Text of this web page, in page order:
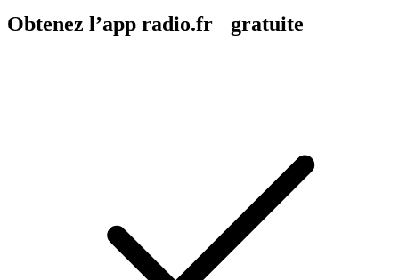
Obtenez l’app radio.fr gratuite